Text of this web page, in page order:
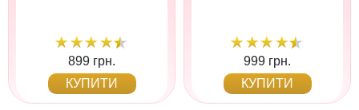
899 грн.
КУПИТИ
999 грн.
КУПИТИ